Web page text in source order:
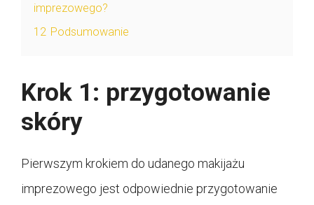
imprezowego?
12 Podsumowanie
Krok 1: przygotowanie
skóry
Pierwszym krokiem do udanego makijażu
imprezowego jest odpowiednie przygotowanie